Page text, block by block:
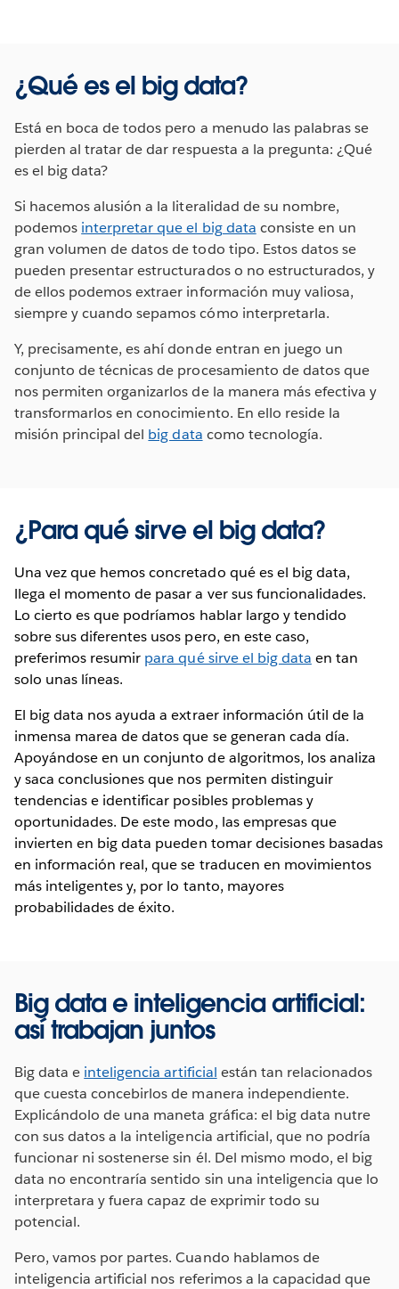
¿Qué es el big data?
Está en boca de todos pero a menudo las palabras se
pierden al tratar de dar respuesta a la pregunta: ¿Qué
es el big data?
Si hacemos alusión a la literalidad de su nombre,
podemos interpretar que el big data consiste en un
gran volumen de datos de todo tipo. Estos datos se
pueden presentar estructurados o no estructurados, y
de ellos podemos extraer información muy valiosa,
siempre y cuando sepamos cómo interpretarla.
Y, precisamente, es ahí donde entran en juego un
conjunto de técnicas de procesamiento de datos que
nos permiten organizarlos de la manera más efectiva y
transformarlos en conocimiento. En ello reside la
misión principal del big data como tecnología.
¿Para qué sirve el big data?
Una vez que hemos concretado qué es el big data,
llega el momento de pasar a ver sus funcionalidades.
Lo cierto es que podríamos hablar largo y tendido
sobre sus diferentes usos pero, en este caso,
preferimos resumir para qué sirve el big data en tan
solo unas líneas.
El big data nos ayuda a extraer información útil de la
inmensa marea de datos que se generan cada día.
Apoyándose en un conjunto de algoritmos, los analiza
y saca conclusiones que nos permiten distinguir
tendencias e identificar posibles problemas y
oportunidades. De este modo, las empresas que
invierten en big data pueden tomar decisiones basadas
en información real, que se traducen en movimientos
más inteligentes y, por lo tanto, mayores
probabilidades de éxito.
Big data e inteligencia artificial:
así trabajan juntos
Big data e inteligencia artificial están tan relacionados
que cuesta concebirlos de manera independiente.
Explicándolo de una maneta gráfica: el big data nutre
con sus datos a la inteligencia artificial, que no podría
funcionar ni sostenerse sin él. Del mismo modo, el big
data no encontraría sentido sin una inteligencia que lo
interpretara y fuera capaz de exprimir todo su
potencial.
Pero, vamos por partes. Cuando hablamos de
inteligencia artificial nos referimos a la capacidad que